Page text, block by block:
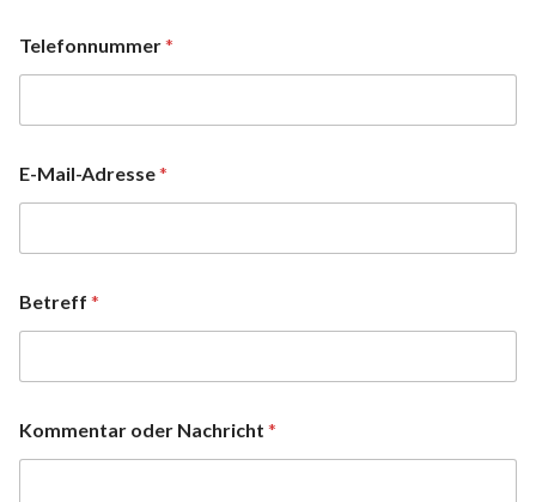
Telefonnummer*
E-Mail-Adresse*
Betreff *
Kommentar oder Nachricht *